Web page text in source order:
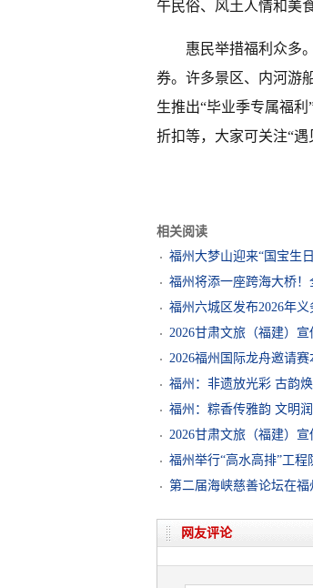
午民俗、风土人情和美
惠民举措福利众多
券。许多景区、内河游
生推出“毕业季专属福
折扣等，大家可关注“遇
相关阅读
福州大梦山迎来“国宝生
福州将添一座跨海大桥！
福州六城区发布2026年义
2026甘肃文旅（福建）
2026福州国际龙舟邀请
福州：非遗放光彩 古韵
福州：粽香传雅韵 文明
2026甘肃文旅（福建）
福州举行“高水高排”工程
第二届海峡慈善论坛在福
网友评论